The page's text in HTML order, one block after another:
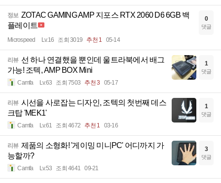
정보 ZOTAC GAMING AMP 지포스 RTX 2060 D6 6GB 백
플레이트
Microspeed Lv.16 조회 3019 추천 1 05-14
0
댓글
리뷰 선 하나 연결했을 뿐인데 울트라북에서 배그
가능! 조텍, AMP BOX Mini
Camfa Lv.63 조회 7503 추천 3 05-17
1
댓글
리뷰 시선을 사로잡는 디자인, 조텍의 첫번째 데스
크탑 'MEK1'
Camfa Lv.61 조회 4672 추천 1 03-16
1
댓글
리뷰 제품의 소형화! '게이밍 미니PC' 어디까지 가
능할까?
Camfa Lv.53 조회 4641 09-21
3
댓글